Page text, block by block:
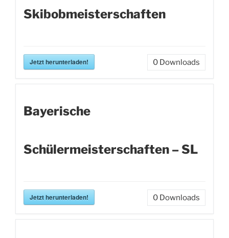
Skibobmeisterschaften
Jetzt herunterladen! 0 Downloads
Bayerische
Schülermeisterschaften – SL
Jetzt herunterladen! 0 Downloads